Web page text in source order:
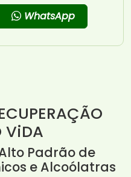
WhatsApp
ViDA
Padrão de
e Alcoólatras